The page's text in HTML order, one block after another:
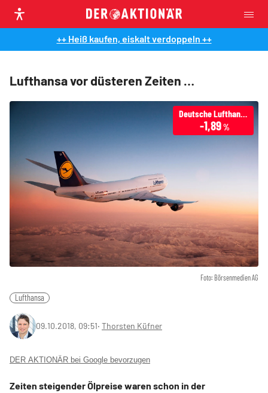
++ Heiß kaufen, eiskalt verdoppeln ++
Lufthansa vor düsteren Zeiten …
Foto: Börsenmedien AG
Deutsche Lufthansa
-1,89 %
Lufthansa
09.10.2018, 09:51‧ Thorsten Küfner
DER AKTIONÄR bei Google bevorzugen
Zeiten steigender Ölpreise waren schon in der